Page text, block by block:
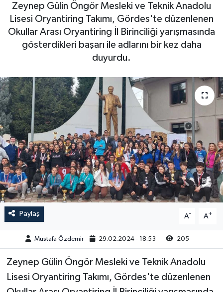
Zeynep Gülin Öngör Mesleki ve Teknik Anadolu
Lisesi Oryantiring Takımı, Gördes'te düzenlenen
Okullar Arası Oryantiring İl Birinciliği yarışmasında
gösterdikleri başarı ile adlarını bir kez daha
duyurdu.
Paylaş A- A+
Mustafa Özdemir 29.02.2024 - 18:53 205
Zeynep Gülin Öngör Mesleki ve Teknik Anadolu
Lisesi Oryantiring Takımı, Gördes'te düzenlenen
Magazin
Duyurular
Kadın
Teknoloji
Akhisar Emlak
Ülke
Etiketler
Duyurular
Tarım-Gıda
Röportaj
Dünya
Yaşam
Kadın
Teknoloji
Yerel Haber
Ülke